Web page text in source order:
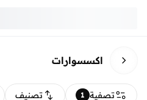
اكسسوارات
تصفية 1 تصنيف